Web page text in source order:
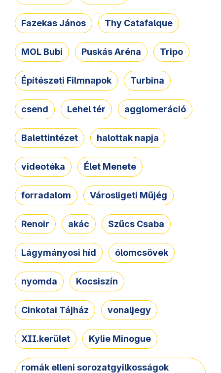
Fazekas János Thy Catafalque
MOL Bubi Puskás Aréna Tripo
Építészeti Filmnapok Turbina
csend Lehel tér agglomeráció
Balettintézet halottak napja
videotéka Élet Menete
forradalom Városligeti Műjég
Renoir akác Szűcs Csaba
Lágymányosi híd ólomcsövek
nyomda Kocsiszín
Cinkotai Tájház vonaljegy
XII.kerület Kylie Minogue
romák elleni sorozatgyilkosságok